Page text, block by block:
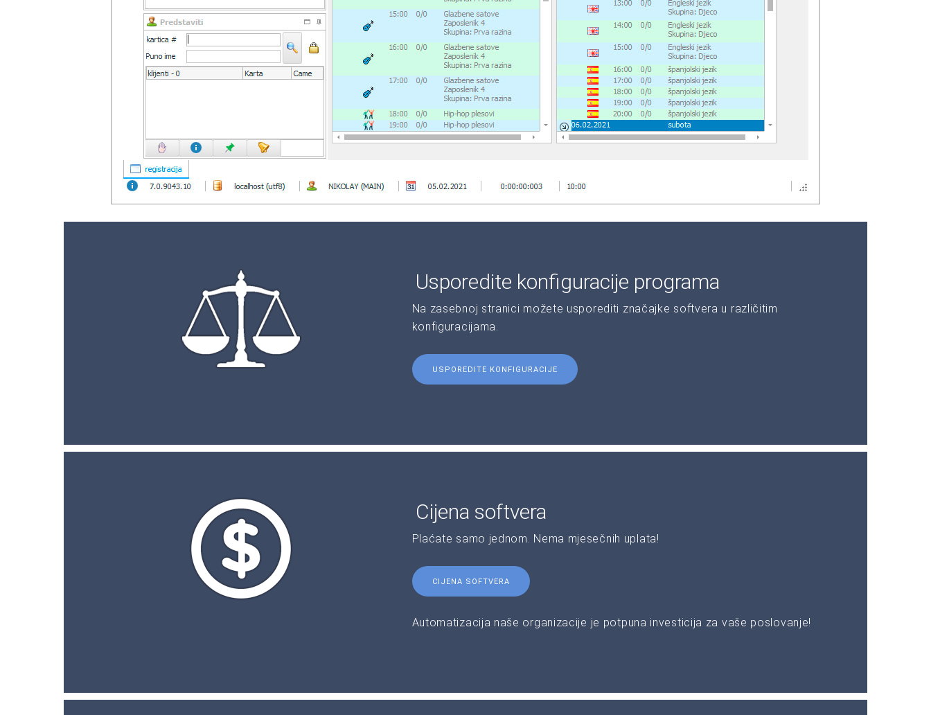
Usporedite konfiguracije programa
Na zasebnoj stranici možete usporediti značajke softvera u različitim
konfiguracijama.
USPOREDITE KONFIGURACIJE
Cijena softvera
Plaćate samo jednom. Nema mjesečnih uplata!
CIJENA SOFTVERA
Automatizacija naše organizacije je potpuna investicija za vaše poslovanje!